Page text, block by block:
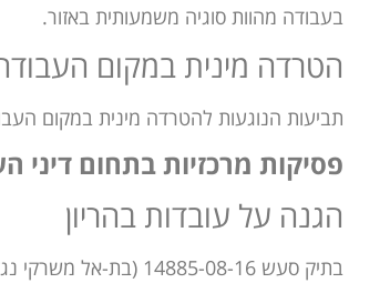
בעבודה מהוות סוגיה משמעותית באזור.
הטרדה מינית במקום
תביעות הנוגעות להטרדה מינית במקום
פסיקות מרכזיות בתחום דיני
הגנה על עובדות בהריון
בתיק סעש 14885-08-